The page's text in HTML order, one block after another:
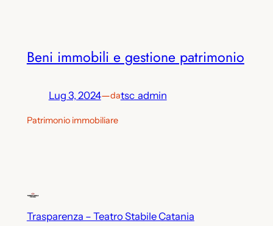
Beni immobili e gestione patrimonio
Lug 3, 2024—datsc_admin
Patrimonio immobiliare
Trasparenza – Teatro Stabile Catania